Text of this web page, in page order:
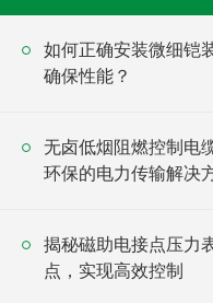
如何正确安装微细铠
确保性能？
无卤低烟阻燃控制电
环保的电力传输解决
揭秘磁助电接点压力
点，实现高效控制